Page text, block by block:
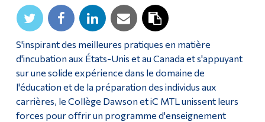
S'inspirant des meilleures pratiques en matière
d'incubation aux États-Unis et au Canada et s'appuyant
sur une solide expérience dans le domaine de
l'éducation et de la préparation des individus aux
carrières, le Collège Dawson et iC MTL unissent leurs
forces pour offrir un programme d'enseignement